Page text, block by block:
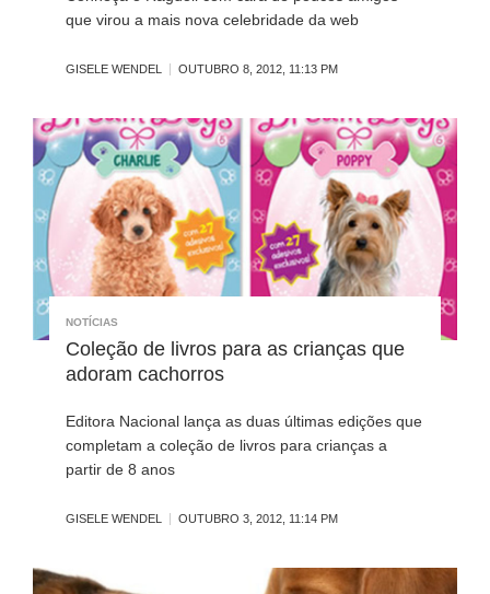
que virou a mais nova celebridade da web
GISELE WENDEL OUTUBRO 8, 2012, 11:13 PM
NOTÍCIAS
Coleção de livros para as crianças que
adoram cachorros
Editora Nacional lança as duas últimas edições que
completam a coleção de livros para crianças a
partir de 8 anos
GISELE WENDEL OUTUBRO 3, 2012, 11:14 PM